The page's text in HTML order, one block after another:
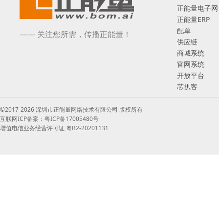
—— 关注您所需，传播正能量！
正能量电子网
正能量ERP
配单
供应链
商城系统
官网系统
开放平台
芯扒客
©2017-2026 深圳市正能量网络技术有限公司 版权所有
互联网ICP备案：粤ICP备17005480号
增值电信业务经营许可证 粤B2-20201131